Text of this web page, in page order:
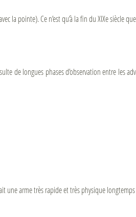
la pointe). Ce n’est qu’à la fin du XIXe siècle
longues phases d’observation entre les
arme très rapide et très physique